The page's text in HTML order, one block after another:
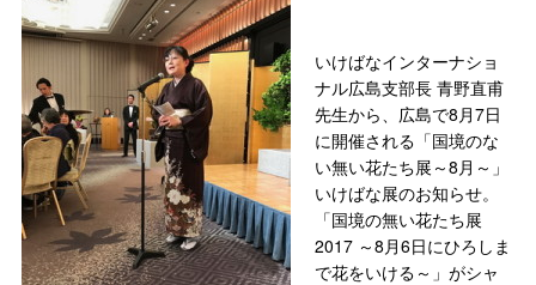
いけばなインターナショ
ナル広島支部長 青野直甫
先生から、広島で8月7日
に開催される「国境のな
い無い花たち展～8月～」
いけばな展のお知らせ。
「国境の無い花たち展
2017 ～8月6日にひろしま
で花をいける～」がシャ